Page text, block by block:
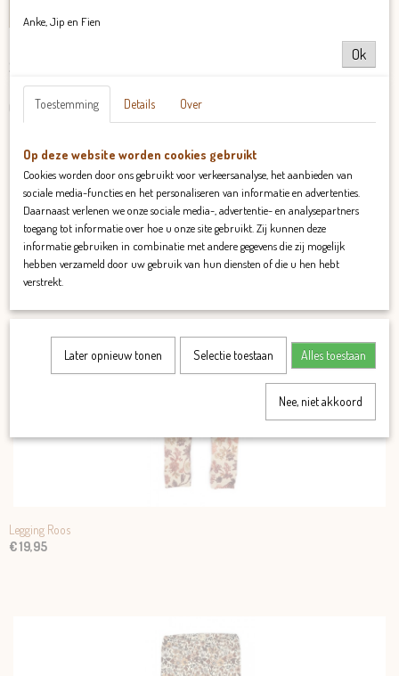
Specificaties
Productcode
Omschrijving
Gemaakt van 95% katoen en 5% elastan. Mooi te combineren met klei en nude.
De leggings van Jip&Fien vallen smal en lang.
Legging Roos
€ 19,95
Anke, Jip en Fien
Ok
Toestemming Details Over
Op deze website worden cookies gebruikt
Cookies worden door ons gebruikt voor verkeersanalyse, het aanbieden van
sociale media-functies en het personaliseren van informatie en advertenties.
Daarnaast verlenen we onze sociale media-, advertentie- en analysepartners
toegang tot informatie over hoe u onze site gebruikt. Zij kunnen deze
informatie gebruiken in combinatie met andere gegevens die zij mogelijk
hebben verzameld door uw gebruik van hun diensten of die u hen hebt
verstrekt.
Later opnieuw tonen Selectie toestaan Alles toestaan
Nee, niet akkoord